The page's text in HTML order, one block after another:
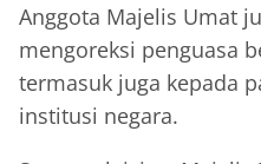
Anggota Majelis Umat
mengoreksi penguasa
termasuk juga kepada
institusi negara.